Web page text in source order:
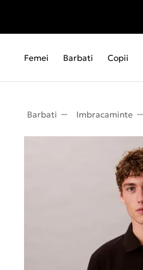
Femei Barbati Copii
Barbati Imbracaminte